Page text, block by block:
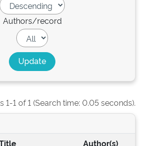
Authors/record
1-1 of 1 (Search time: 0.05 seconds).
Author(s)